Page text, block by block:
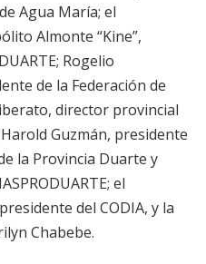
Agua María; el
Almonte “Kine”,
Rogelio
de la Federación de
director provincial
Guzmán, presidente
la Provincia Duarte y
el
del CODIA, y la
Chabebe.